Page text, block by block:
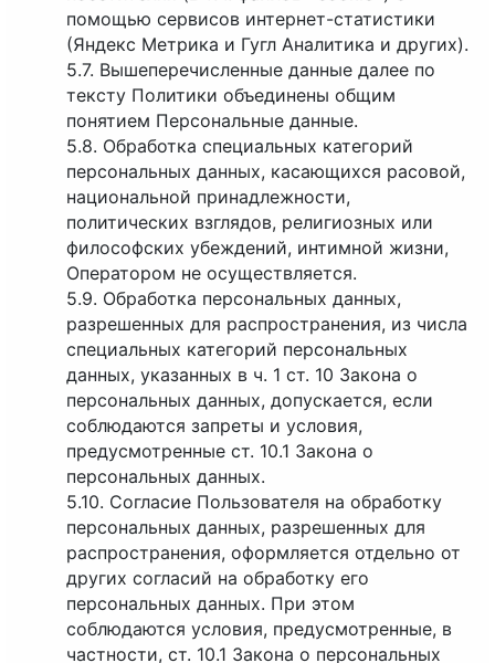
помощью сервисов интернет-статистики
(Яндекс Метрика и Гугл Аналитика и других).
5.7. Вышеперечисленные данные далее по
тексту Политики объединены общим
понятием Персональные данные.
5.8. Обработка специальных категорий
персональных данных, касающихся расовой,
национальной принадлежности,
политических взглядов, религиозных или
философских убеждений, интимной жизни,
Оператором не осуществляется.
5.9. Обработка персональных данных,
разрешенных для распространения, из числа
специальных категорий персональных
данных, указанных в ч. 1 ст. 10 Закона о
персональных данных, допускается, если
соблюдаются запреты и условия,
предусмотренные ст. 10.1 Закона о
персональных данных.
5.10. Согласие Пользователя на обработку
персональных данных, разрешенных для
распространения, оформляется отдельно от
других согласий на обработку его
персональных данных. При этом
соблюдаются условия, предусмотренные, в
частности, ст. 10.1 Закона о персональных